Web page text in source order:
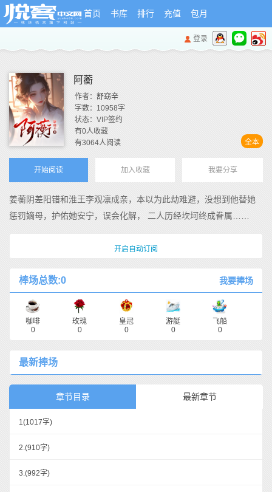
首页 书库 排行 充值 包月
登录
阿蘅
作者： 舒窈辛
字数： 10958字
状态： VIP签约
有0人收藏
有3064人阅读 全本
开始阅读 加入收藏 我要分享
姜蘅阴差阳错和淮王李观凛成亲，本以为此劫难避，没想到他替她
惩罚嫡母，护佑她安宁，误会化解， 二人历经坎坷终成眷属……
开启自动订阅
我要捧场
棒场总数:0
咖啡
0
玫瑰
0
皇冠
0
游艇
0
飞船
0
最新捧场
章节目录 最新章节
1(1017字)
2.(910字)
3.(992字)